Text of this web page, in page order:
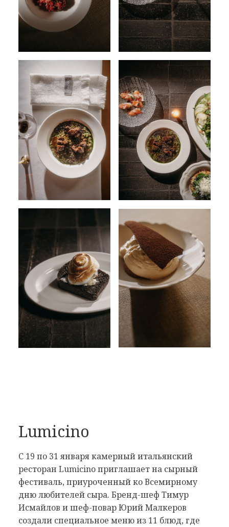
Lumicino
С 19 по 31 января камерный итальянский
ресторан Lumicino приглашает на сырный
фестиваль, приуроченный ко Всемирному
дню любителей сыра. Бренд-шеф Тимур
Исмайлов и шеф-повар Юрий Малкеров
создали специальное меню из 11 блюд, где